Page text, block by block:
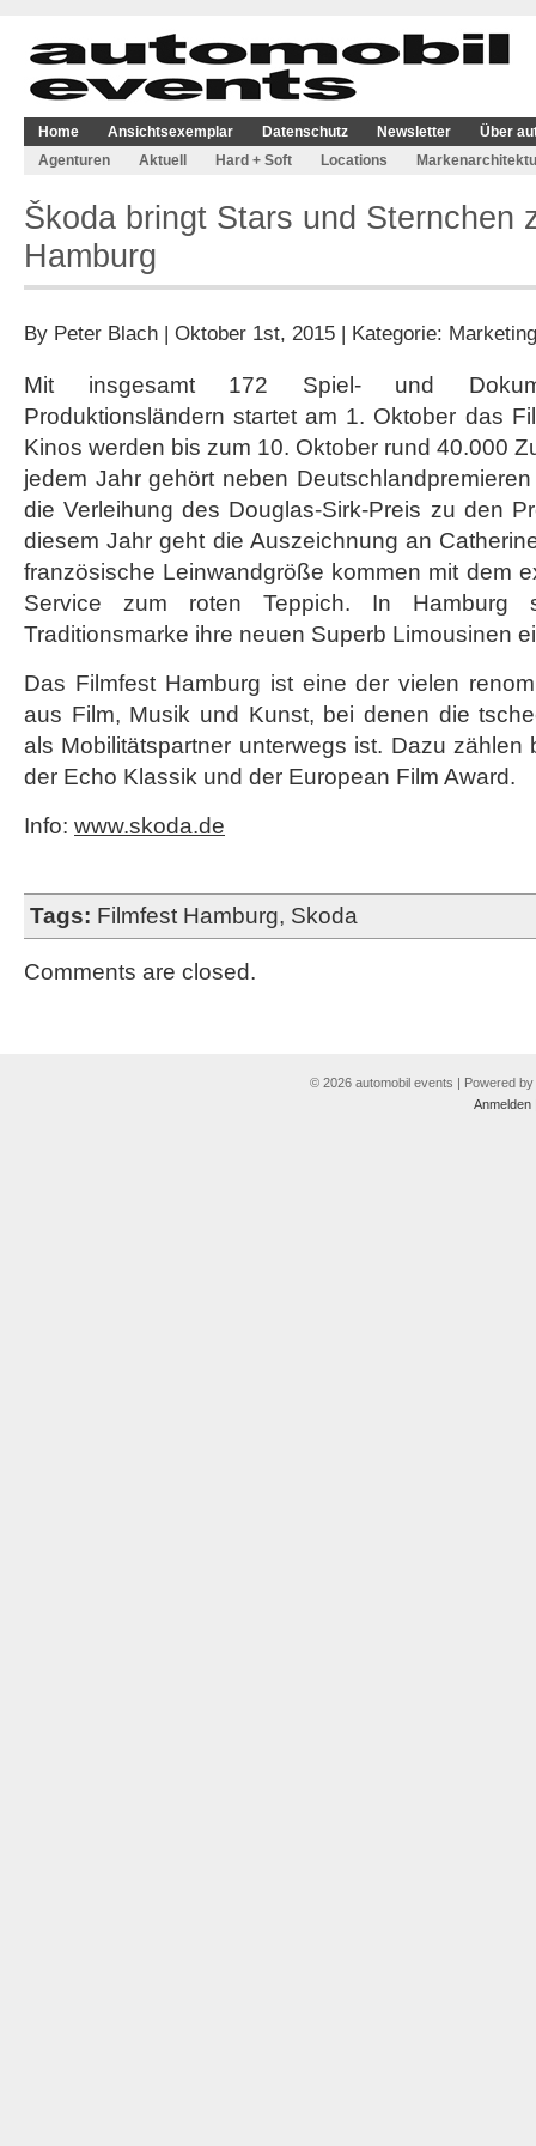
Home Ansichtsexemplar Datenschutz Newsletter
Über
Agenturen
Aktuell Hard + Soft Locations
Škoda bringt Stars und Sternchen
Hamburg
By Peter Blach | Oktober 1st, 2015 | Kategorie: Marketing
Mit insgesamt 172 Spiel- und
Produktionsländern startet am 1. Oktober das
Kinos werden bis zum 10. Oktober rund 40.000
jedem Jahr gehört neben
die Verleihung des Douglas-Sirk-Preis zu den
diesem Jahr geht die Auszeichnung an
französische Leinwandgröße kommen mit dem
Service zum roten Teppich. In Hamburg
Traditionsmarke ihre neuen Superb Limousinen
Das Filmfest Hamburg ist eine der vielen
aus Film, Musik und Kunst, bei denen die
als Mobilitätspartner unterwegs ist. Dazu zählen
der Echo Klassik und der European Film Award.
Info: www.skoda.de
Tags: Filmfest Hamburg, Skoda
Comments are closed.
© 2026 automobil events | Powered by
Anmelden|